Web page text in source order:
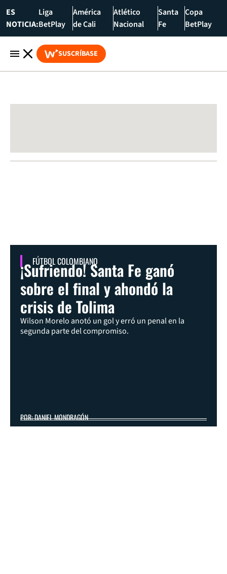
ES
NOTICIA:
Liga
BetPlay
América
de Cali
Atlético
Nacional
Santa
Fe
Copa
BetPlay
SUSCRÍBASE
FÚTBOL COLOMBIANO
¡Sufriendo! Santa Fe ganó
sobre el final y ahondó la
crisis de Tolima
Wilson Morelo anotó un gol y erró un penal en la
segunda parte del compromiso.
POR: DANIEL MONDRAGÓN